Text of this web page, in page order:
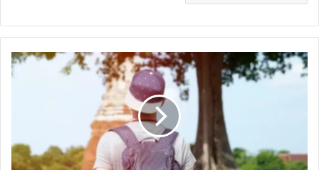
أسباب
وأعراض
الضروري
لصحتك